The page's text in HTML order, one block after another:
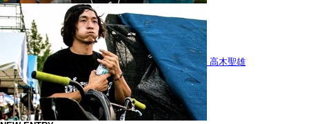
高木聖雄